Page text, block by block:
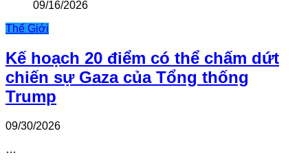
09/16/2026
Thế Giới
Kế hoạch 20 điểm có thể chấm dứt
chiến sự Gaza của Tổng thống
Trump
09/30/2026
…